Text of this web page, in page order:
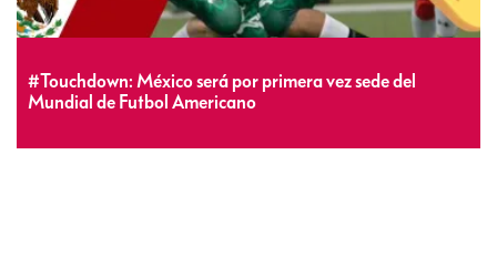
#Touchdown: México será por primera vez sede del
Mundial de Futbol Americano